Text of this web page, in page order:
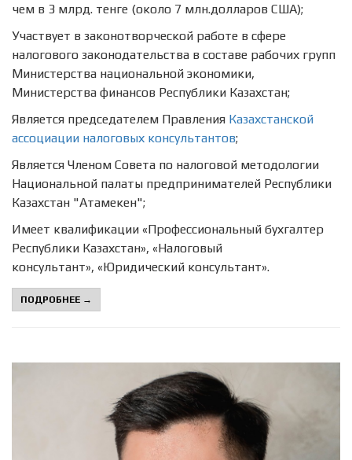
чем в 3 млрд. тенге (около 7 млн.долларов США);
Участвует в законотворческой работе в сфере
налогового законодательства в составе рабочих групп
Министерства национальной экономики,
Министерства финансов Республики Казахстан;
Является председателем Правления Казахстанской
ассоциации налоговых консультантов;
Является Членом Совета по налоговой методологии
Национальной палаты предпринимателей Республики
Казахстан "Атамекен";
Имеет квалификации «Профессиональный бухгалтер
Республики Казахстан», «Налоговый
консультант», «Юридический консультант».
ПОДРОБНЕЕ →